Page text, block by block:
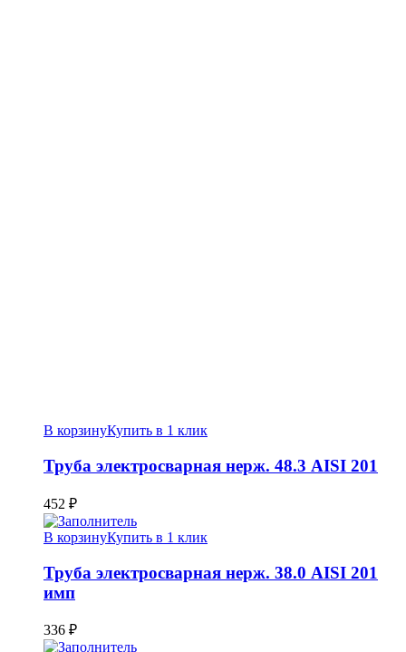
В корзинуКупить в 1 клик
Труба электросварная нерж. 48.3 AISI 201
452 ₽
В корзинуКупить в 1 клик
Труба электросварная нерж. 38.0 AISI 201
имп
336 ₽